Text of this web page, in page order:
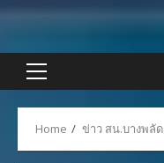
Skip
content
Primary
Home ข่าว สน.บางพลัด